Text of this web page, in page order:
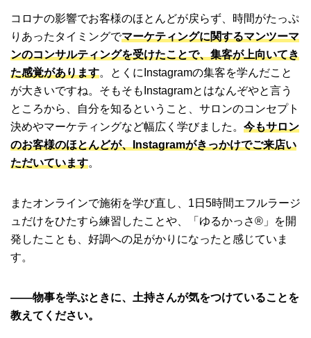
コロナの影響でお客様のほとんどが戻らず、時間がたっぷ
りあったタイミングでマーケティングに関するマンツーマ
ンのコンサルティングを受けたことで、集客が上向いてき
た感覚があります。とくにInstagramの集客を学んだこと
が大きいですね。そもそもInstagramとはなんぞやと言う
ところから、自分を知るということ、サロンのコンセプト
決めやマーケティングなど幅広く学びました。 今もサロン
のお客様のほとんどが、Instagramがきっかけでご来店い
ただいています。
またオンラインで施術を学び直し、1日5時間エフルラージ
ュだけをひたすら練習したことや、「ゆるかっさ®」を開
発したことも、好調への足がかりになったと感じていま
す。
――物事を学ぶときに、土持さんが気をつけていることを
教えてください。